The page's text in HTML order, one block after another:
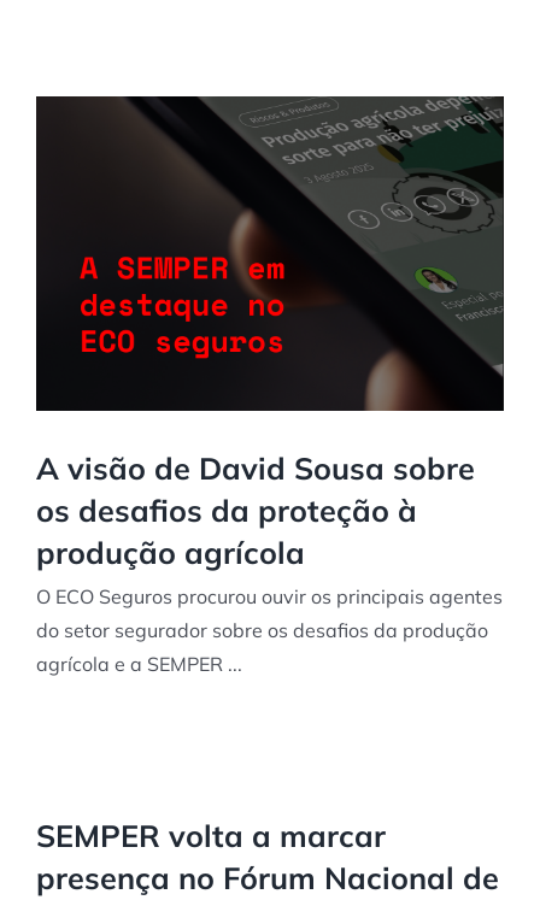
A visão de David Sousa sobre
os desafios da proteção à
produção agrícola
O ECO Seguros procurou ouvir os principais agentes
do setor segurador sobre os desafios da produção
agrícola e a SEMPER ...
SEMPER volta a marcar
presença no Fórum Nacional de